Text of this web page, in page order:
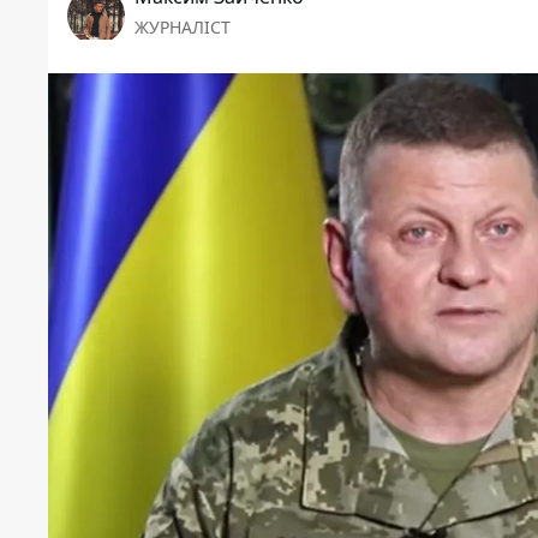
ЖУРНАЛІСТ